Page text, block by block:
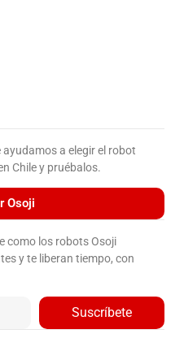
a elegir el robot
Chile y pruébalos.
Osoji
como los robots Osoji
y te liberan tiempo, con
Suscríbete